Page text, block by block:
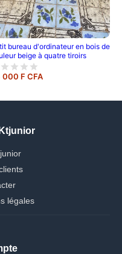
bureau d'ordinateur en bois de
couleur beige à quatre tiroirs
000 F CFA
légales